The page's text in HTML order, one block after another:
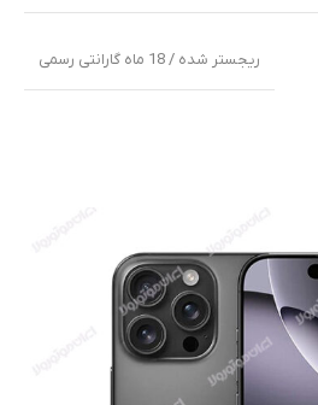
ریجستر شده / 18 ماه گارانتی رسمی